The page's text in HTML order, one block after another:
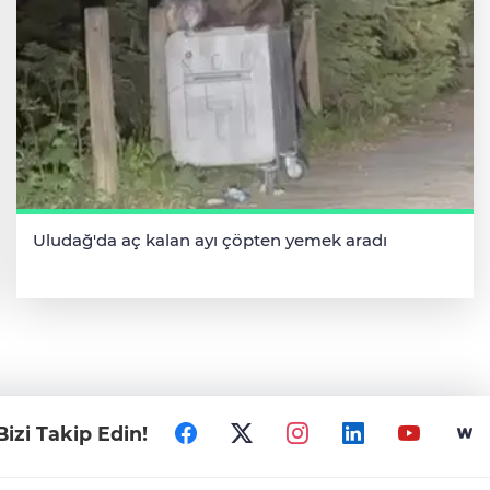
Uludağ'da aç kalan ayı çöpten yemek aradı
Takip Edin!